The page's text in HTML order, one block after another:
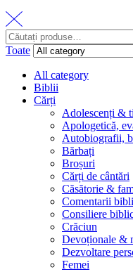
Toate
All category
Biblii
Cărți
Adolescenți &
Apologetică,
Autobiografii,
Bărbați
Broșuri
Cărți de cântări
Căsătorie &
Comentarii
Consiliere
Crăciun
Devoționale &
Dezvoltare
Femei